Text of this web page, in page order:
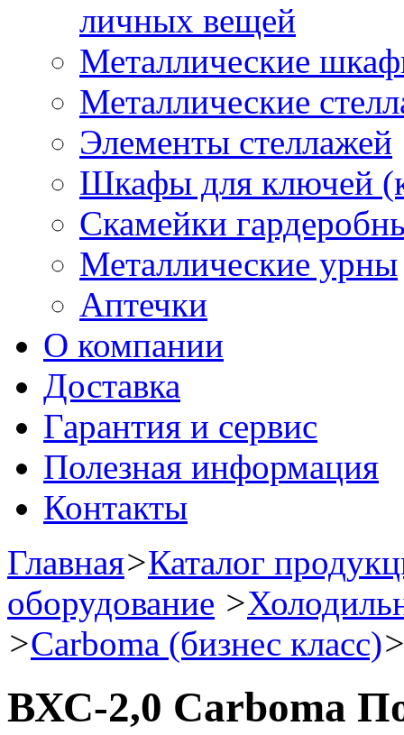
личных вещей
Металлические
Металлические
Элементы стеллажей
Шкафы для ключей
Скамейки
Металлические урны
Аптечки
О компании
Доставка
Гарантия и сервис
Полезная информация
Контакты
Главная>Каталог
оборудование >
>Carboma (бизнес класс)
ВХС-2,0 Carboma